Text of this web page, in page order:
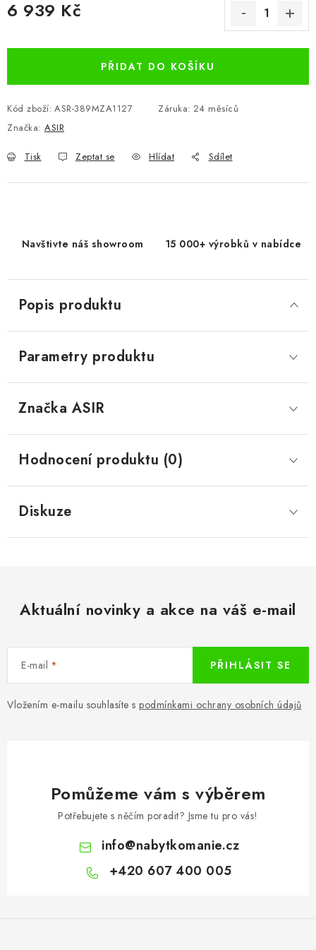
6 939 Kč
PŘIDAT DO KOŠÍKU
Kód zboží: ASR-389MZA1127 Záruka: 24 měsíců
Značka: ASIR
Tisk Zeptat se Hlídat Sdílet
Navštivte náš showroom 15 000+ výrobků v nabídce
Popis produktu
Parametry produktu
Značka ASIR
Hodnocení produktu (0)
Diskuze
Aktuální novinky a akce na váš e-mail
E-mail
Vložením e-mailu souhlasíte s podmínkami ochrany osobních údajů
PŘIHLÁSIT SE
Pomůžeme vám s výběrem
Potřebujete s něčím poradit? Jsme tu pro vás!
info@nabytkomanie.cz
+420 607 400 005